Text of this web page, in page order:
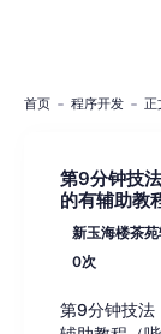
首页 程序开发 正
第9分钟技
的有辅助教
新玉海楼茶
0次
第9分钟技法